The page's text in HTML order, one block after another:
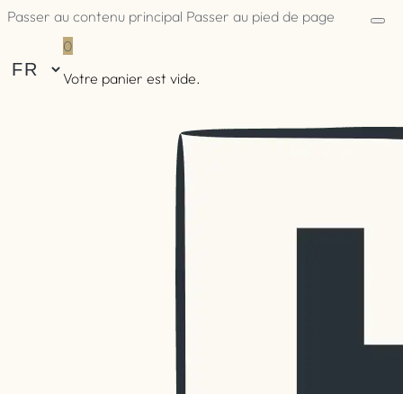
Passer au contenu principal Passer au pied de page
0
Votre panier est vide.